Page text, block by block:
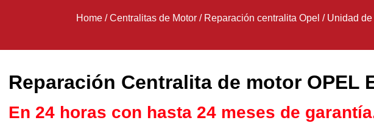
Home /Centralitas de Motor / Reparación centralita Opel / Unidad
Reparación Centralita de motor OPEL
En 24 horas con hasta 24 meses de